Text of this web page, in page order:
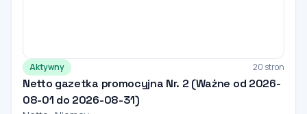
Aktywny 20 stron
Netto gazetka promocyjna Nr. 2 (Ważne od 2026-
08-01 do 2026-08-31)